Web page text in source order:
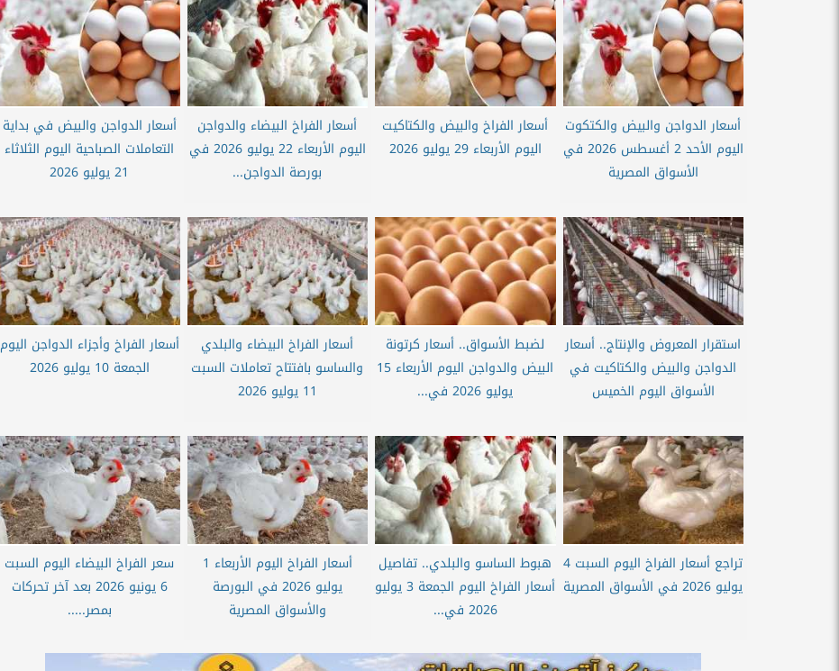
أسعار الدواجن والبيض والكتكوت
اليوم الأحد 2 أغسطس 2026 في
الأسواق المصرية
أسعار الفراخ والبيض والكتاكيت
اليوم الأربعاء 29 يوليو 2026
أسعار الفراخ البيضاء والدواجن
اليوم الأربعاء 22 يوليو 2026 في
بورصة الدواجن...
أسعار الدواجن والبيض في بداية
التعاملات الصباحية اليوم الثلاثاء
21 يوليو 2026
استقرار المعروض والإنتاج.. أسعار
الدواجن والبيض والكتاكيت في
الأسواق اليوم الخميس
لضبط الأسواق.. أسعار كرتونة
البيض والدواجن اليوم الأربعاء 15
يوليو 2026 في...
أسعار الفراخ البيضاء والبلدي
والساسو بافتتاح تعاملات السبت
11 يوليو 2026
أسعار الفراخ وأجزاء الدواجن اليوم
الجمعة 10 يوليو 2026
تراجع أسعار الفراخ اليوم السبت 4
يوليو 2026 في الأسواق المصرية
هبوط الساسو والبلدي.. تفاصيل
أسعار الفراخ اليوم الجمعة 3 يوليو
2026 في...
أسعار الفراخ اليوم الأربعاء 1
يوليو 2026 في البورصة
والأسواق المصرية
سعر الفراخ البيضاء اليوم السبت
6 يونيو 2026 بعد آخر تحركات
بمصر.....